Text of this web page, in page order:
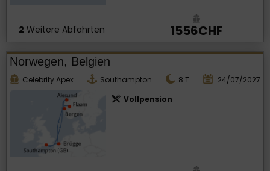
2 Weitere Abfahrten 1556CHF
Norwegen, Belgien
Celebrity Apex Southampton 8 T
24/07/2027
Vollpension